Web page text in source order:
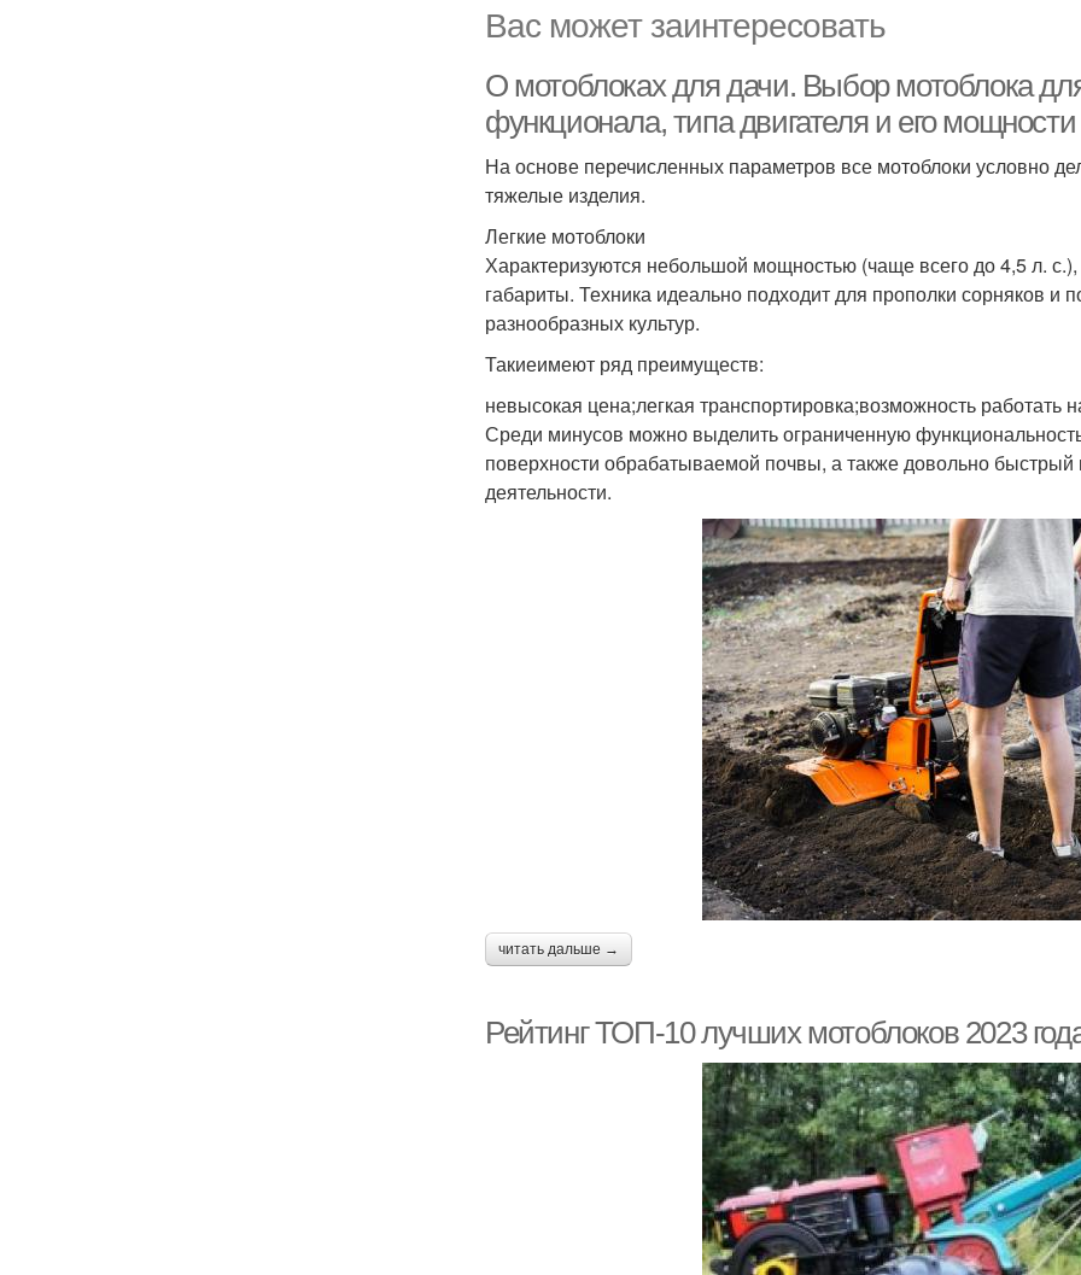
Вас может заинтересовать
О мотоблоках для дачи. Выбор мотоблока
функционала, типа двигателя и его мощности
На основе перечисленных параметров все мотоблоки условно
тяжелые изделия.
Легкие мотоблоки
Характеризуются небольшой мощностью (чаще всего до 4,5 л.
габариты. Техника идеально подходит для прополки сорняков и
разнообразных культур.
Такиеимеют ряд преимуществ:
невысокая цена;легкая транспортировка;возможность работать
Среди минусов можно выделить ограниченную
поверхности обрабатываемой почвы, а также довольно быстрый
деятельности.
читать дальше →
Рейтинг ТОП-10 лучших мотоблоков 2023